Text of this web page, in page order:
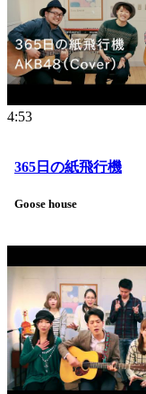
4:53
365日の紙飛行機
Goose house